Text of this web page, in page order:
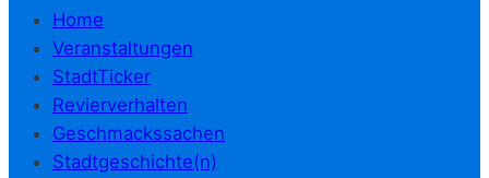
Home
Veranstaltungen
StadtTicker
Revierverhalten
Geschmackssachen
Stadtgeschichte(n)